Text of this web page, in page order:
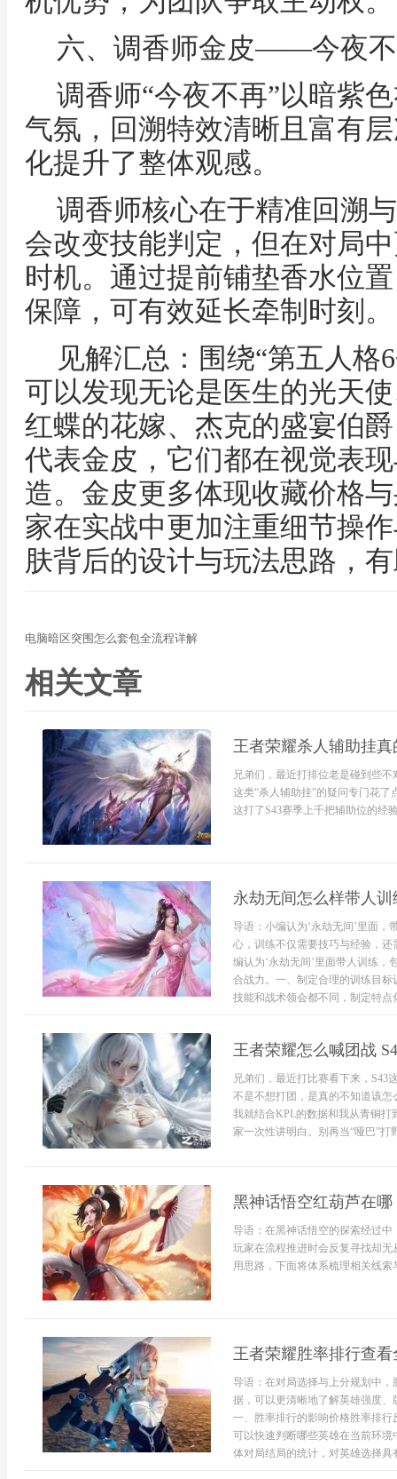
六、调香师金皮——今夜
调香师“今夜不再”以暗紫
气氛，回溯特效清晰且富有
化提升了整体观感。
调香师核心在于精准回溯
会改变技能判定，但在对局
时机。通过提前铺垫香水位
保障，可有效延长牵制时刻。
见解汇总：围绕“第五人格
可以发现无论是医生的光天
红蝶的花嫁、杰克的盛宴伯
代表金皮，它们都在视觉表
造。金皮更多体现收藏价格
家在实战中更加注重细节操
肤背后的设计与玩法思路，
电脑暗区突围怎么套包全流程详解
相关文章
王者荣耀杀人辅助挂
兄弟们，最近打排位老是碰到些
这类“杀人辅助挂”的疑问专门花
这打了S43赛季上千把辅助位的经
永劫无间怎么样带人训
导语：小编认为‘永劫无间’里面
心，训练不仅需要技巧与经验，
编认为‘永劫无间’里面带人训练
合战力。一、制定合理的训练目标
技能和战术领会都不同，制定特点
王者荣耀怎么喊团战
兄弟们，最近打比赛看下来，S43
不是不想打团，是真的不知道该
我就结合KPL的数据和我从青铜打
家一次性讲明白。别再当“哑巴”打
黑神话悟空红葫芦在哪
导语：在黑神话悟空的探索经过
玩家在流程推进时会反复寻找却
用思路，下面将体系梳理相关线
王者荣耀胜率排行查看
导语：在对局选择与上分规划中
据，可以更清晰地了解英雄强度
一、胜率排行的影响价格胜率排
可以快速判断哪些英雄在当前环
体对局结局的统计，对英雄选择具